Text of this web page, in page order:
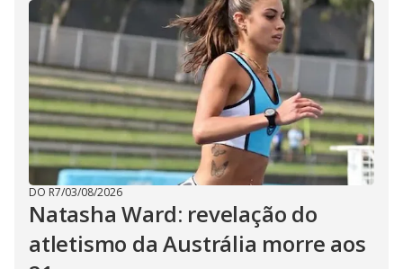
DO R7/03/08/2026
Natasha Ward: revelação do
atletismo da Austrália morre aos